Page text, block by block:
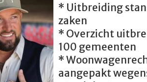
* Uitbreiding
zaken
* Overzicht
100 gemeenten
*
aangepakt